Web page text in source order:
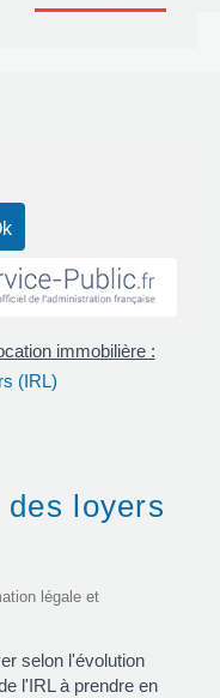
immobilière :
(IRL)
loyers
légale et
selon l'évolution
l'IRL à prendre en